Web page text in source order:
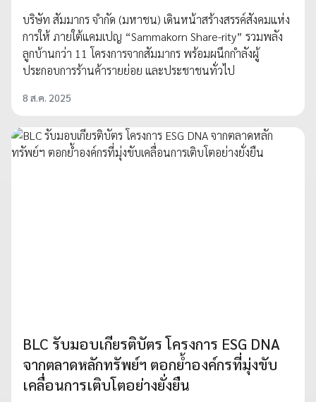
บริษัท สัมมากร จำกัด (มหาชน) เดินหน้าสร้างสรรค์สังคมแห่ง
การให้ ภายใต้แคมเปญ “Sammakorn Share-rity” รวมพลัง
ลูกบ้านกว่า 11 โครงการจากสัมมากร พร้อมผนึกกำลังผู้
ประกอบการร้านค้ารายย่อย และประชาชนทั่วไป
8 ส.ค. 2025
BLC รับมอบเกียรติบัตร โครงการ ESG DNA
จากตลาดหลักทรัพย์ฯ ตอกย้ำองค์กรที่มุ่งขับ
เคลื่อนการเติบโตอย่างยั่งยืน